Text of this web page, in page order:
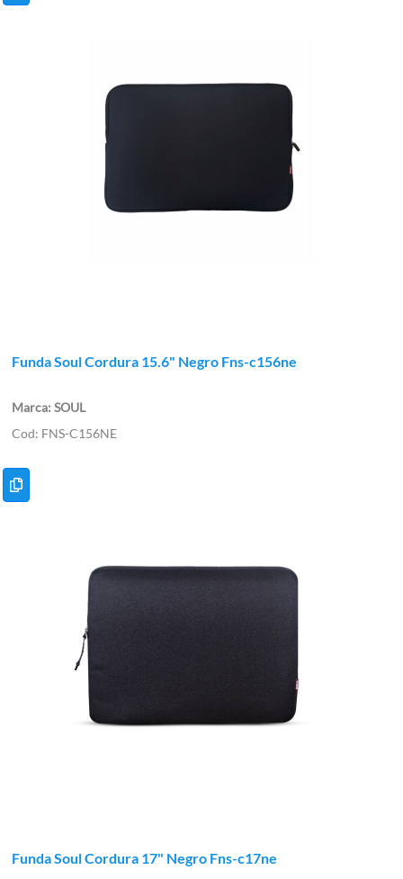
Funda Soul Cordura 15.6" Negro Fns-c156ne
SOUL
FNS-C156NE
Funda Soul Cordura 17" Negro Fns-c17ne